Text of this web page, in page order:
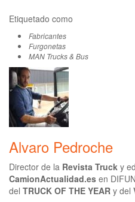
Etiquetado como
Fabricantes
Furgonetas
MAN Trucks & Bus
Alvaro Pedroche
Director de la Revista Truck y
CamionActualidad.es en
del TRUCK OF THE YEAR y del